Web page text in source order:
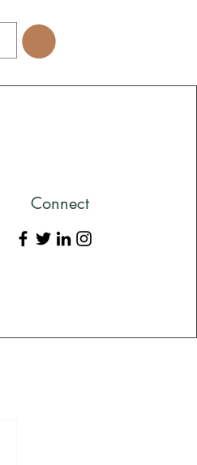
Connect